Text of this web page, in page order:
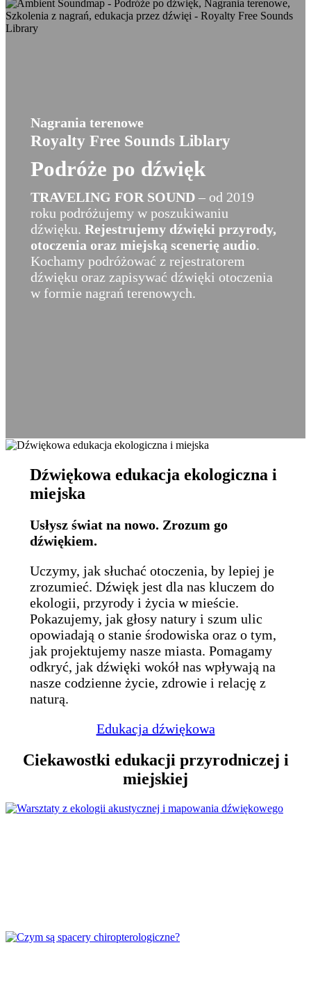
Nagrania terenowe
Royalty Free Sounds Liblary
Podróże po dźwięk
TRAVELING FOR SOUND – od 2019
roku podróżujemy w poszukiwaniu
dźwięku. Rejestrujemy dźwięki przyrody,
otoczenia oraz miejską scenerię audio.
Kochamy podróżować z rejestratorem
dźwięku oraz zapisywać dźwięki otoczenia
w formie nagrań terenowych.
Dźwiękowa edukacja ekologiczna i
miejska
Usłysz świat na nowo. Zrozum go
dźwiękiem.
Uczymy, jak słuchać otoczenia, by lepiej je
zrozumieć. Dźwięk jest dla nas kluczem do
ekologii, przyrody i życia w mieście.
Pokazujemy, jak głosy natury i szum ulic
opowiadają o stanie środowiska oraz o tym,
jak projektujemy nasze miasta. Pomagamy
odkryć, jak dźwięki wokół nas wpływają na
nasze codzienne życie, zdrowie i relację z
naturą.
Edukacja dźwiękowa
Ciekawostki edukacji przyrodniczej i
miejskiej